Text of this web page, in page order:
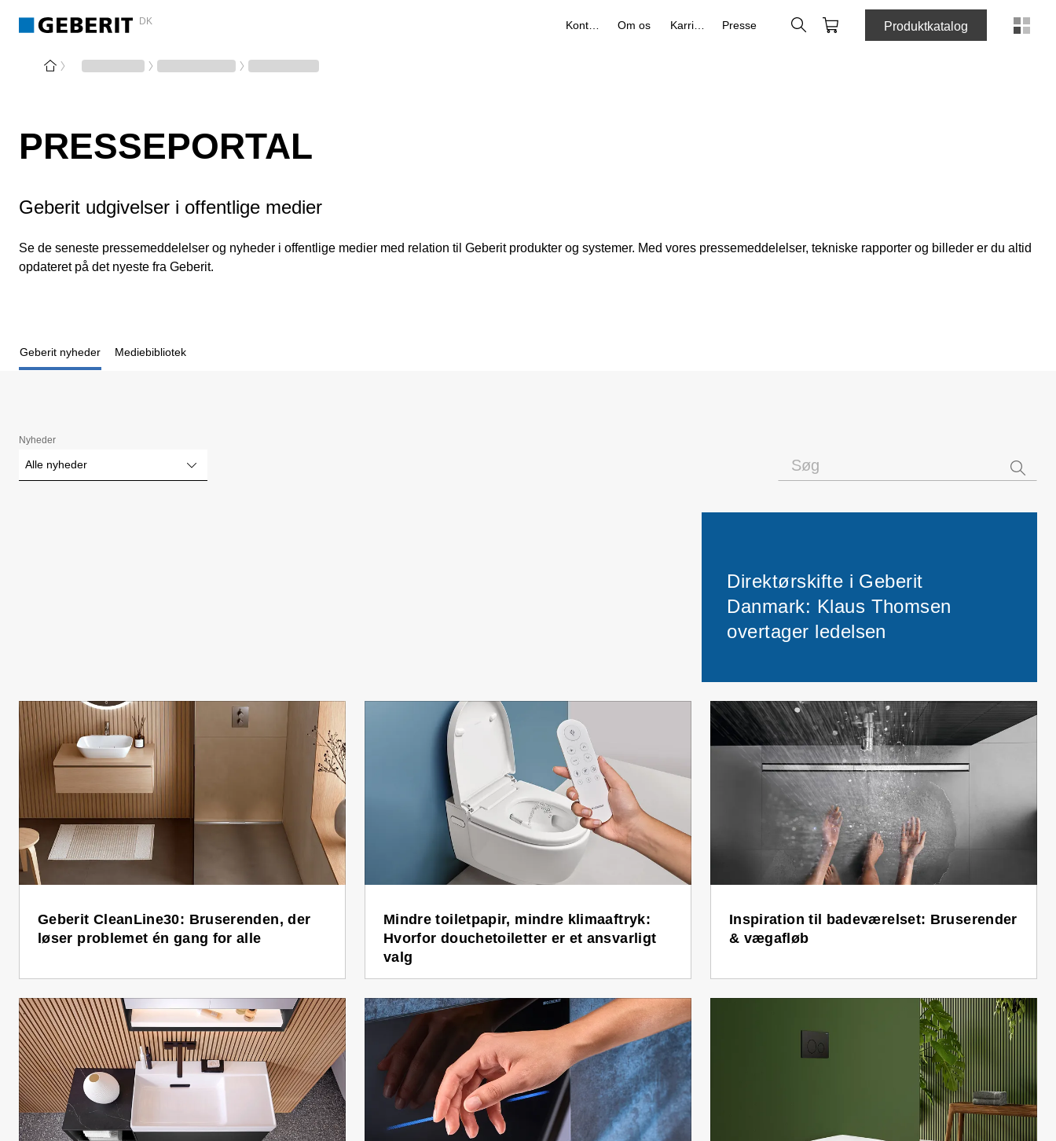
DK Om os Karriere Presse Søg IndkøbskurvProduktkatalog
PRESSEPORTAL
Geberit udgivelser i offentlige medier
Se de seneste pressemeddelelser og nyheder i offentlige medier med relation til Geberit produkter og systemer. Med vores pressemeddelelser, tekniske rapporter og billeder er du altid
opdateret på det nyeste fra Geberit.
Geberit nyheder Mediebibliotek
Nyheder
Alle nyheder
Direktørskifte i Geberit
Danmark: Klaus Thomsen
overtager ledelsen
Geberit CleanLine30: Bruserenden, der
løser problemet én gang for alle
Mindre toiletpapir, mindre klimaaftryk:
Hvorfor douchetoiletter er et ansvarligt
valg
Inspiration til badeværelset: Bruserender
& vægafløb